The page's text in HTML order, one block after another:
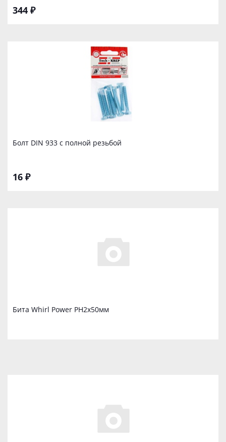
344 ₽
Бoлт DIN 933 с полной резьбой
16 ₽
Бита Whirl Power PH2x50мм